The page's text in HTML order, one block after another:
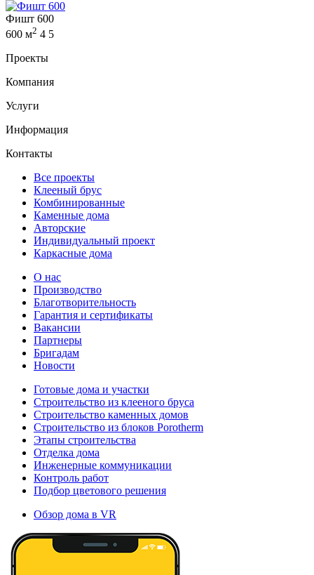
Фишт 600
600 м2 4 5
Проекты
Компания
Услуги
Информация
Контакты
Все проекты
Клееный брус
Комбинированные
Каменные дома
Авторские
Индивидуальный проект
Каркасные дома
О нас
Производство
Благотворительность
Гарантия и сертификаты
Вакансии
Партнеры
Бригадам
Новости
Готовые дома и участки
Строительство из клееного бруса
Строительство каменных домов
Строительство из блоков Porotherm
Этапы строительства
Отделка дома
Инженерные коммуникации
Контроль работ
Подбор цветового решения
Обзор дома в VR